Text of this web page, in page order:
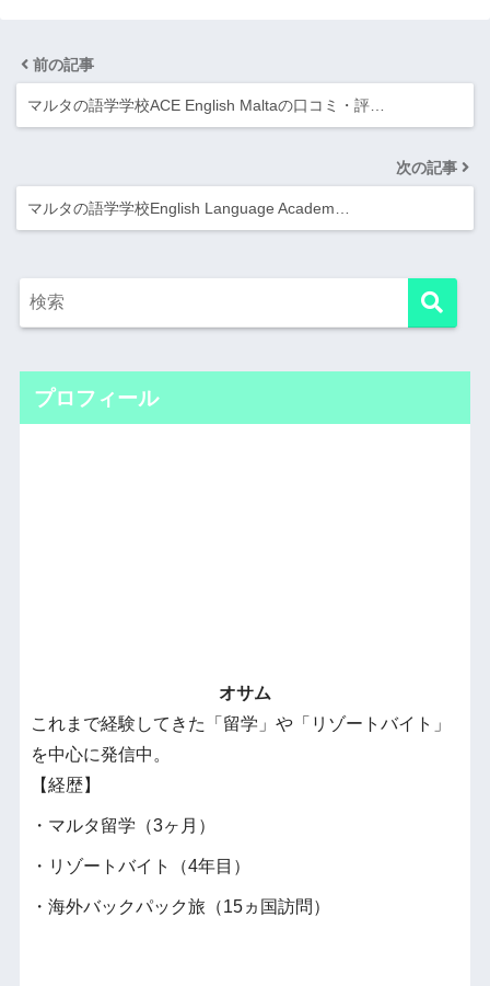
前の記事
マルタの語学学校ACE English Maltaの口コミ・評…
次の記事
マルタの語学学校English Language Academ…
プロフィール
これまで経験してきた「留学」や「リゾートバイト」
を中心に発信中。
【経歴】
・マルタ留学（3ヶ月）
・リゾートバイト（4年目）
・海外バックパック旅（15ヵ国訪問）